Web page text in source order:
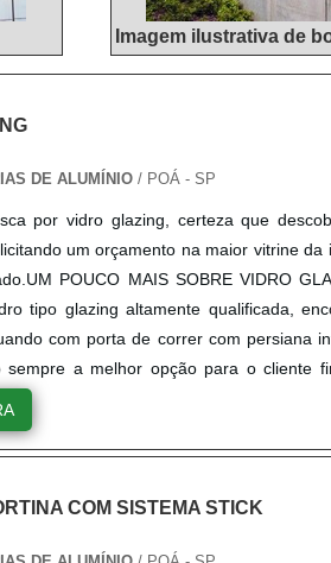
Imagem ilustrativa de
DE ALUMÍNIO / POÁ - SP
por vidro glazing, certeza que
um orçamento na maior vitrine da
POUCO MAIS SOBRE VIDRO
tipo glazing altamente qualificada,
com porta de correr com persiana
sempre a melhor opção para o cliente
na essência da empresa, a mesma
qualidade e precisão, características
da empresa com seus
prejuízos financeiros e danos
COM SISTEMA STICK